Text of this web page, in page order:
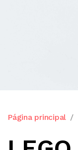
Página principal